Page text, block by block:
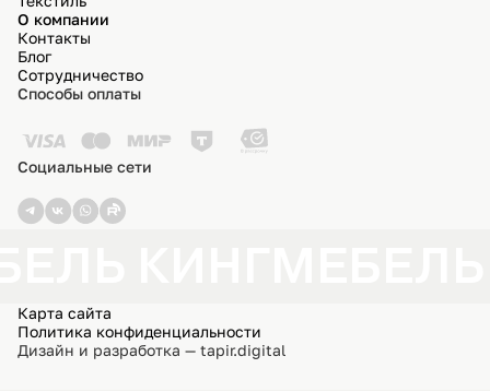
О компании
Контакты
Блог
Сотрудничество
Способы оплаты
Социальные сети
Карта сайта
Политика конфиденциальности
Дизайн и разработка — tapir.digital